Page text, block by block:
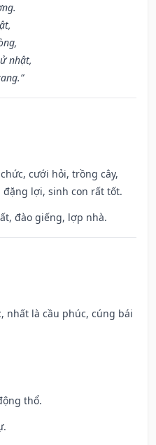
nhật,
cưới hỏi, trồng cây,
lợi, sinh con rất tốt.
đào giếng, lợp nhà.
nhất là cầu phúc, cúng bái
thổ.